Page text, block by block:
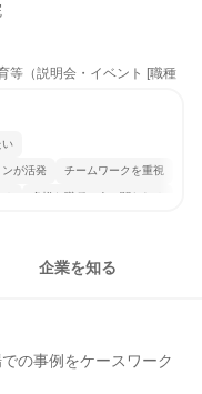
等（説明会・イベント [職種
い
が活発 チームワークを重視
多様な職種の人と関われる
企業を知る
の事例をケースワーク